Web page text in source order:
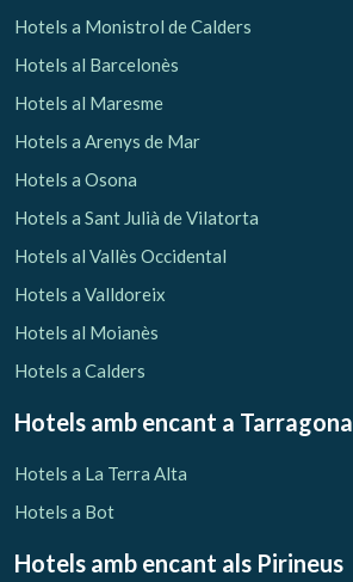
Hotels a Monistrol de Calders
Hotels al Barcelonès
Hotels al Maresme
Hotels a Arenys de Mar
Hotels a Osona
Hotels a Sant Julià de Vilatorta
Hotels al Vallès Occidental
Hotels a Valldoreix
Hotels al Moianès
Hotels a Calders
Hotels amb encant a Tarragona
Hotels a La Terra Alta
Hotels a Bot
Hotels amb encant als Pirineus